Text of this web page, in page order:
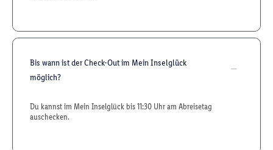
Bis wann ist der Check-Out im Mein Inselglück
möglich?
Du kannst im Mein Inselglück bis 11:30 Uhr am Abreisetag
auschecken.